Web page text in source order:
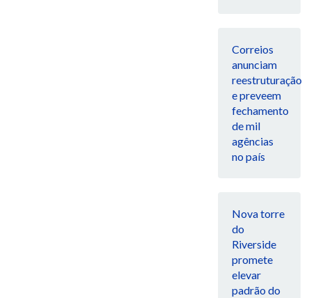
Correios
anunciam
reestruturação
e preveem
fechamento
de mil
agências
no país
Nova torre
do
Riverside
promete
elevar
padrão do